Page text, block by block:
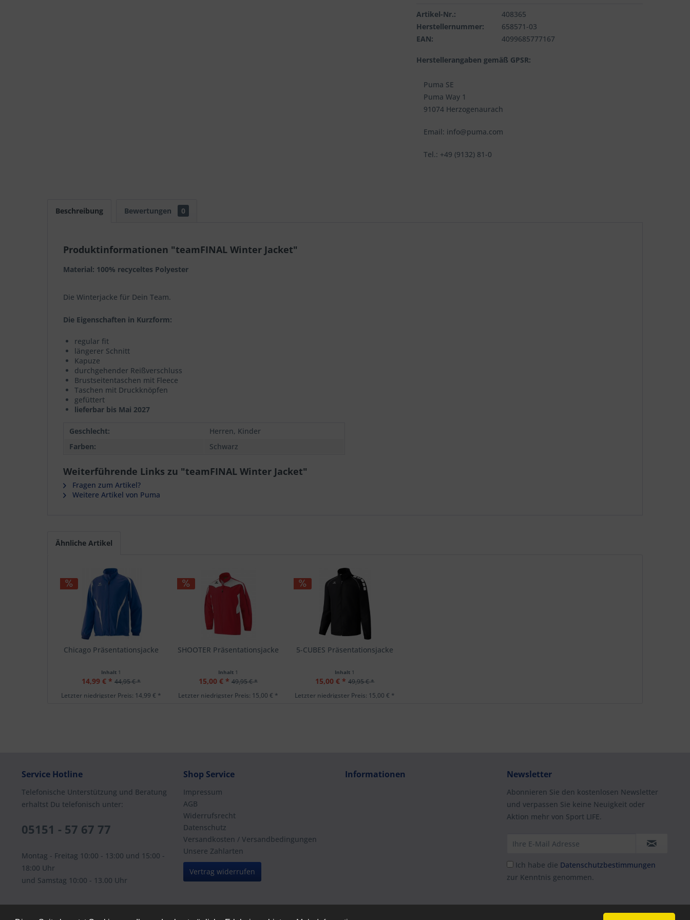
Artikel-Nr.:
408365
Herstellernummer:
658571-03
EAN:
4099685777167
Herstellerangaben gemäß GPSR:
Puma SE
Puma Way 1
91074 Herzogenaurach
Email: info@puma.com
Tel.: +49 (9132) 81-0
Beschreibung Bewertungen 0
Produktinformationen "teamFINAL Winter Jacket"
Material: 100% recyceltes Polyester
Die Winterjacke für Dein Team.
Die Eigenschaften in Kurzform:
regular fit
längerer Schnitt
Kapuze
durchgehender Reißverschluss
Brustseitentaschen mit Fleece
Taschen mit Druckknöpfen
gefüttert
lieferbar bis Mai 2027
Geschlecht:
Herren, Kinder
Farben:
Schwarz
Weiterführende Links zu "teamFINAL Winter Jacket"
Fragen zum Artikel?
Weitere Artikel von Puma
Ähnliche Artikel
Chicago Präsentationsjacke
Inhalt 1
14,99 € * 44,95 € *
Letzter niedrigster Preis: 14,99 € *
SHOOTER Präsentationsjacke
Inhalt 1
15,00 € * 49,95 € *
Letzter niedrigster Preis: 15,00 € *
5-CUBES Präsentationsjacke
Inhalt 1
15,00 € * 49,95 € *
Letzter niedrigster Preis: 15,00 € *
Service Hotline
Telefonische Unterstützung und Beratung
erhaltst Du telefonisch unter:
05151 - 57 67 77
Montag - Freitag 10:00 - 13:00 und 15:00 -
18:00 Uhr
und Samstag 10:00 - 13.00 Uhr
Shop Service
Impressum
AGB
Widerrufsrecht
Datenschutz
Versandkosten / Versandbedingungen
Unsere Zahlarten
Vertrag widerrufen
Informationen Newsletter
Abonnieren Sie den kostenlosen Newsletter
und verpassen Sie keine Neuigkeit oder
Aktion mehr von Sport LIFE.
Ich habe die Datenschutzbestimmungen
zur Kenntnis genommen.